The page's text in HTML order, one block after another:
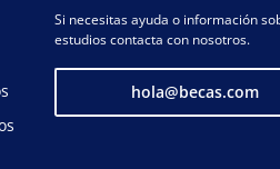
Si necesitas ayuda o información
estudios contacta con nosotros.
hola@becas.com